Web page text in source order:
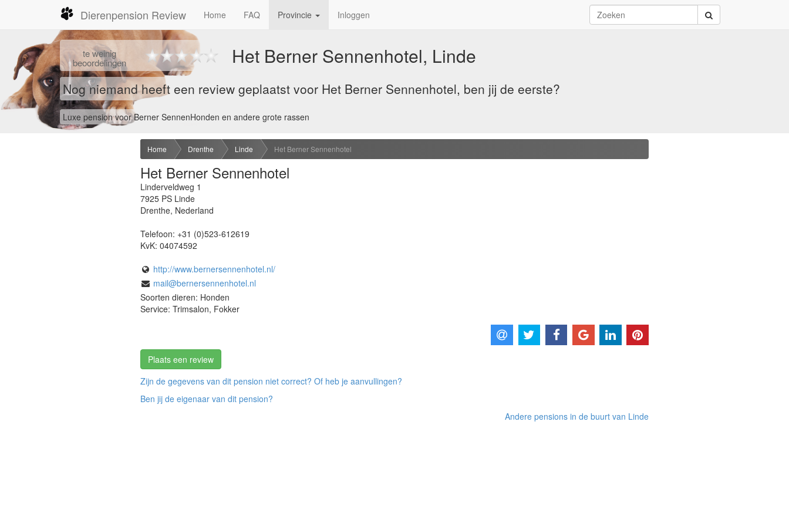
Dierenpension Review Home FAQ Provincie Inloggen
teweinig
beoordelingen Het Berner Sennenhotel, Linde
Nog niemand heeft een review geplaatst voor Het Berner Sennenhotel, ben jij de eerste?
Luxe pension voor Berner SennenHonden en andere grote rassen
Home Drenthe Linde Het Berner Sennenhotel
Het Berner Sennenhotel
Linderveldweg 1
7925 PS Linde
Drenthe, Nederland
Telefoon: +31 (0)523-612619
KvK: 04074592
http://www.bernersennenhotel.nl/
mail@bernersennenhotel.nl
Soorten dieren: Honden
Service: Trimsalon, Fokker
Plaats een review
Zijn de gegevens van dit pension niet correct? Of heb je aanvullingen?
Ben jij de eigenaar van dit pension?
Andere pensions in de buurt van Linde